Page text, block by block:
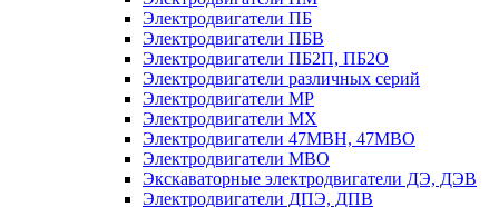
Электродвигатели ПБ
Электродвигатели ПБВ
Электродвигатели ПБ2П, ПБ2О
Электродвигатели различных серий
Электродвигатели МР
Электродвигатели MX
Электродвигатели 47MBH, 47МВО
Электродвигатели MBO
Экскаваторные электродвигатели ДЭ, ДЭВ
Электродвигатели ДПЭ, ДПВ